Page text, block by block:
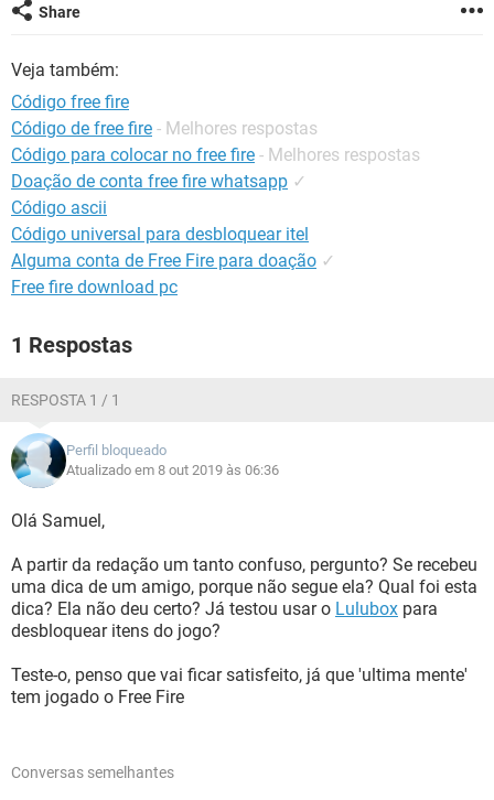
Share
Veja também:
Código free fire
Código de free fire - Melhores respostas
Código para colocar no free fire - Melhores respostas
Doação de conta free fire whatsapp ✓
Código ascii
Código universal para desbloquear itel
Alguma conta de Free Fire para doação ✓
Free fire download pc
1 Respostas
RESPOSTA 1 / 1
Perfil bloqueado
Atualizado em 8 out 2019 às 06:36
Olá Samuel,
A partir da redação um tanto confuso, pergunto? Se recebeu
uma dica de um amigo, porque não segue ela? Qual foi esta
dica? Ela não deu certo? Já testou usar o Lulubox para
desbloquear itens do jogo?
Teste-o, penso que vai ficar satisfeito, já que 'ultima mente'
tem jogado o Free Fire
Conversas semelhantes